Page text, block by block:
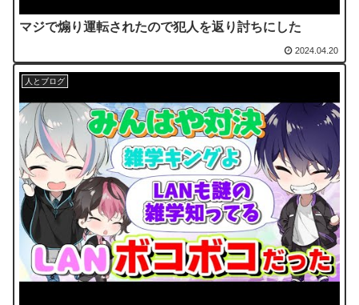
マジで煽り運転されたので犯人を返り討ちにした
2024.04.20
人とブログ